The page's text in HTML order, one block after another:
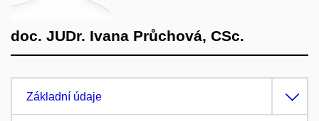
doc. JUDr. Ivana Průchová, CSc.
Základní údaje